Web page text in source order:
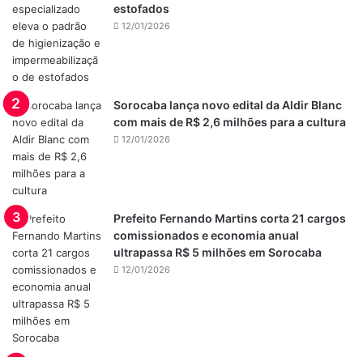
estofados
12/01/2026
Sorocaba lança novo edital da Aldir Blanc
com mais de R$ 2,6 milhões para a cultura
12/01/2026
Prefeito Fernando Martins corta 21 cargos
comissionados e economia anual
ultrapassa R$ 5 milhões em Sorocaba
12/01/2026